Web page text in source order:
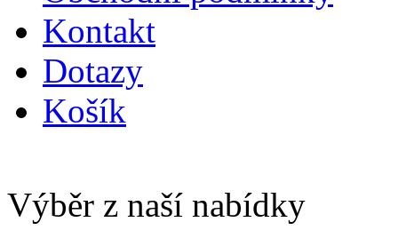
Kontakt
Dotazy
Košík
Výběr z naší nabídky